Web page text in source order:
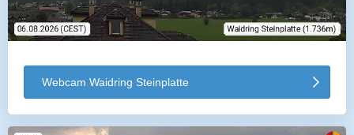
Webcam Waidring Steinplatte